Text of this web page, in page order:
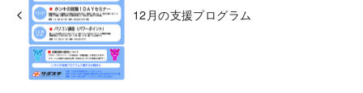
12月の支援プログラム